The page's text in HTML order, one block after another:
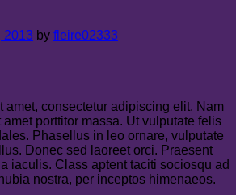
2013 by fleire02333
amet, consectetur adipiscing elit. Nam
porttitor massa. Ut vulputate felis
Phasellus in leo ornare, vulputate
Donec sed laoreet orci. Praesent
iaculis. Class aptent taciti sociosqu ad
nostra, per inceptos himenaeos.